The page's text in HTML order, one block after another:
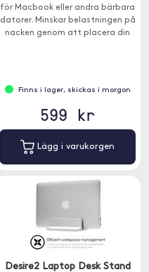
för Macbook eller andra bärbara
datorer. Minskar belastningen på
nacken genom att placera din
Finns i lager, skickas i morgon
599 kr
Lägg i varukorgen
Desire2 Laptop Desk Stand